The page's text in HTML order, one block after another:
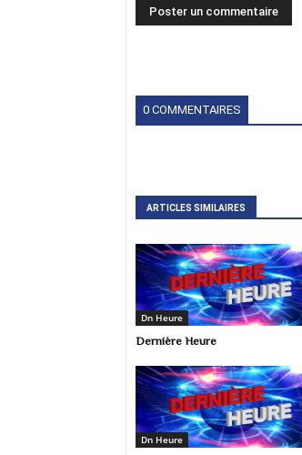
0 COMMENTAIRES
ARTICLES SIMILAIRES
Dn Heure
Dernière Heure
Dn Heure